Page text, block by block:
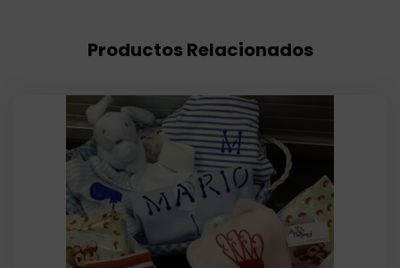
5,00€
175,95€
Productos Relacionados